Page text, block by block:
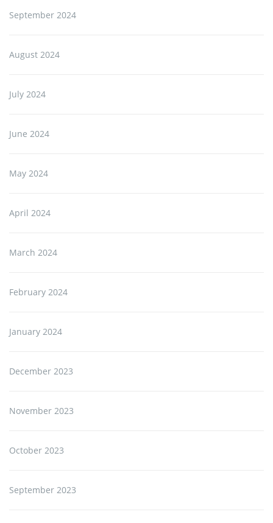
September 2024
August 2024
July 2024
June 2024
May 2024
April 2024
March 2024
February 2024
January 2024
December 2023
November 2023
October 2023
September 2023